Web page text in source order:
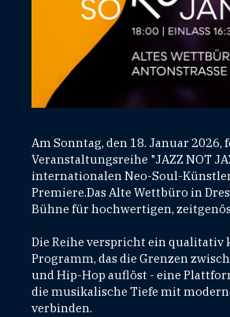
Am Sonntag, den 18. Januar 2026,
Veranstaltungsreihe "JAZZ NOT
internationalen Neo-Soul-
Premiere.Das Alte Wettbüro in
Bühne für hochwertigen,
Die Reihe verspricht ein qualitativ
Programm, das die Grenzen
und Hip-Hop auflöst - eine
die musikalische Tiefe mit
verbinden.